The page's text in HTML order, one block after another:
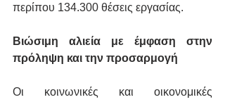
περίπου 134.300 θέσεις εργασίας.
Βιώσιμη αλιεία με έμφαση στην
πρόληψη και την προσαρμογή
Οι κοινωνικές και οικονομικές